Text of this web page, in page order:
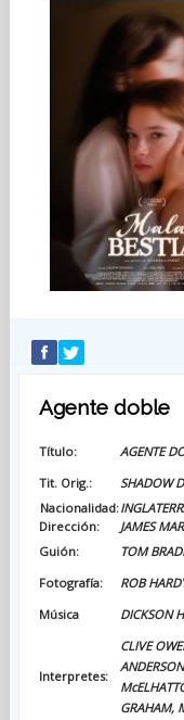
Agente doble
Título:
AGENTE
Tit. Orig.:
SHADOW
Nacionalidad:
Dirección:
JAMES
Guión:
TOM
Fotografía:
ROB
Música
DICKSON
Interpretes:
CLIVE
GRAHAM,